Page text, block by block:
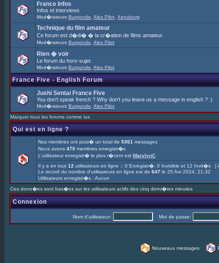
France Infos
Infos et interviews
Mod�rateurs Burgonde Alex Pilot Xenoborg
Technique du film amateur
Ce forum est d�di� � la cr�ation de films amateur.
Mod�rateurs Burgonde Alex Pilot
Rien � voir
Le forum du hors-sujet.
Mod�rateurs Burgonde Alex Pilot
France Five - English Forum
Jushi Sentai France Five
You don't speak french ? Why don't you leave us a message in english ? :)
Mod�rateurs Burgonde Alex Pilot
Marquer tous les forums comme lus
Qui est en ligne ?
Nos membres ont post� un total de 5361 messages
Nous avons 470 membres enregistr�s
L'utilisateur enregistr� le plus r�cent est MarylynC
Il y a en tout 12 utilisateurs en ligne :: 0 Enregistr�, 0 Invisible et 12 Invit�s [
Le record du nombre d'utilisateurs en ligne est de 647 le 25 Avr 2024, 21:32
Utilisateurs enregistr�s : Aucun
Ces donn�es sont bas�es sur les utilisateurs actifs des cinq derni�res minutes
Connexion
Nom d'utilisateur: Mot de passe:
Nouveaux messages